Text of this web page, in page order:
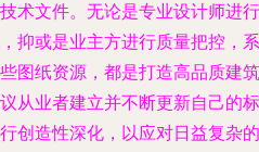
术文件。无论是专业设计师进行
抑或是业主方进行质量把控，系
图纸资源，都是打造高品质建筑
从业者建立并不断更新自己的标
创造性深化，以应对日益复杂的